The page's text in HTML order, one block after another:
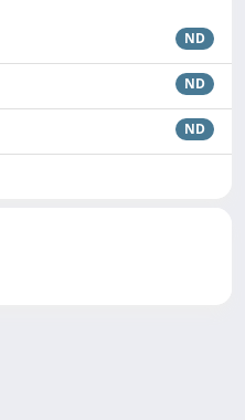
ND
ND
ND